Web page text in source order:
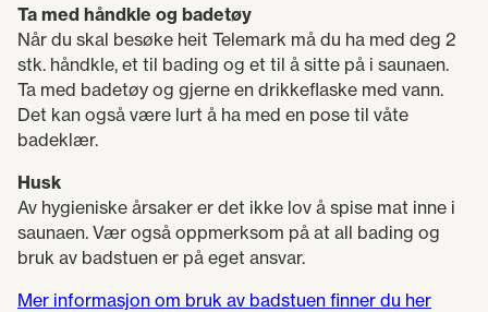
Ta med håndkle og badetøy
Når du skal besøke heit Telemark må du ha med deg 2
stk. håndkle, et til bading og et til å sitte på i saunaen.
Ta med badetøy og gjerne en drikkeflaske med vann.
Det kan også være lurt å ha med en pose til våte
badeklær.
Husk
Av hygieniske årsaker er det ikke lov å spise mat inne i
saunaen. Vær også oppmerksom på at all bading og
bruk av badstuen er på eget ansvar.
Mer informasjon om bruk av badstuen finner du her